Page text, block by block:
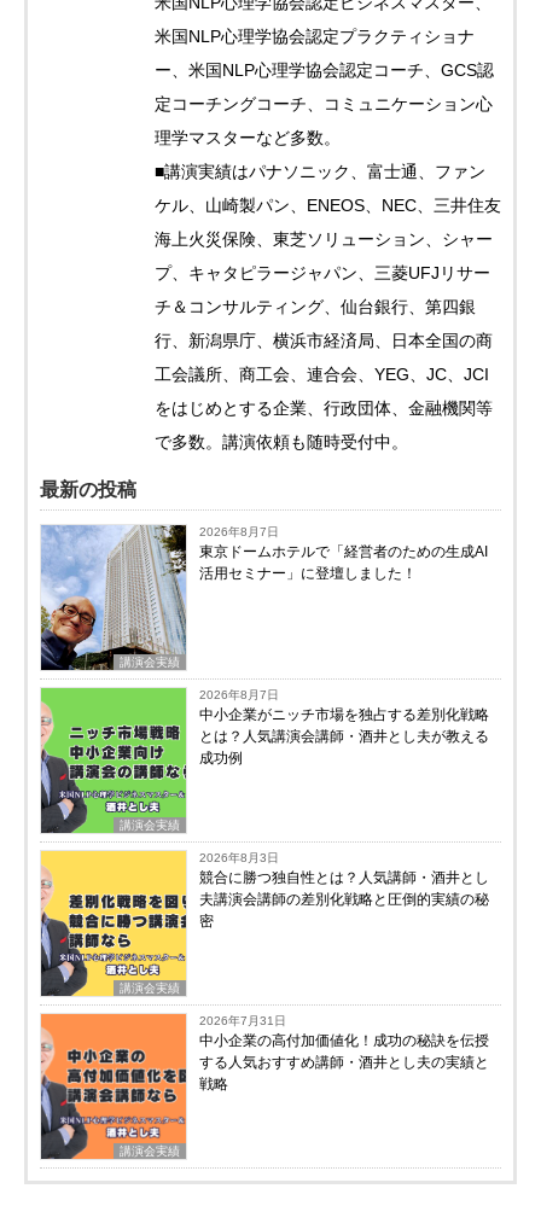
米国NLP心理学協会認定プラクティショナ
ー、米国NLP心理学協会認定コーチ、GCS認
定コーチングコーチ、コミュニケーション心
理学マスターなど多数。
■講演実績はパナソニック、富士通、ファン
ケル、山崎製パン、ENEOS、NEC、三井住友
海上火災保険、東芝ソリューション、シャー
プ、キャタピラージャパン、三菱UFJリサー
チ＆コンサルティング、仙台銀行、第四銀
行、新潟県庁、横浜市経済局、日本全国の商
工会議所、商工会、連合会、YEG、JC、JCI
をはじめとする企業、行政団体、金融機関等
で多数。講演依頼も随時受付中。
最新の投稿
講演会実績
2026年8月7日
東京ドームホテルで「経営者のための生成AI
活用セミナー」に登壇しました！
講演会実績
2026年8月7日
中小企業がニッチ市場を独占する差別化戦略
とは？人気講演会講師・酒井とし夫が教える
成功例
講演会実績
2026年8月3日
競合に勝つ独自性とは？人気講師・酒井とし
夫講演会講師の差別化戦略と圧倒的実績の秘
密
講演会実績
2026年7月31日
中小企業の高付加価値化！成功の秘訣を伝授
する人気おすすめ講師・酒井とし夫の実績と
戦略